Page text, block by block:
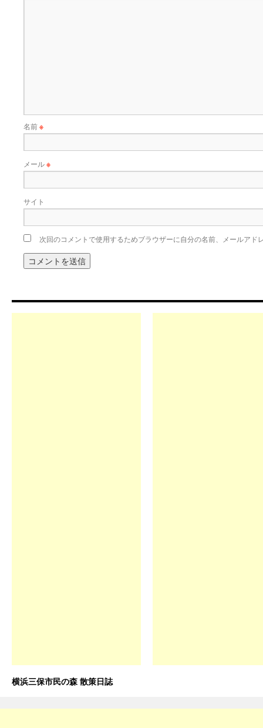
名前※
メール※
サイト
次回のコメントで使用するためブラウザーに自分の名前、メールアド
横浜三保市民の森 散策日誌